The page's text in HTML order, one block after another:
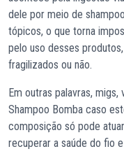
dele por meio de
tópicos, o que torna
pelo uso desses
fragilizados ou não.
Em outras palavras,
Shampoo Bomba caso
composição só pode
recuperar a saúde do fio